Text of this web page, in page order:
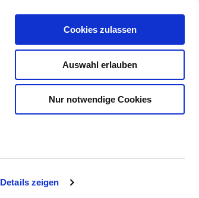
Details zeigen
Cookies zulassen
Auswahl erlauben
Nur notwendige Cookies
Erlebnisse Buchen